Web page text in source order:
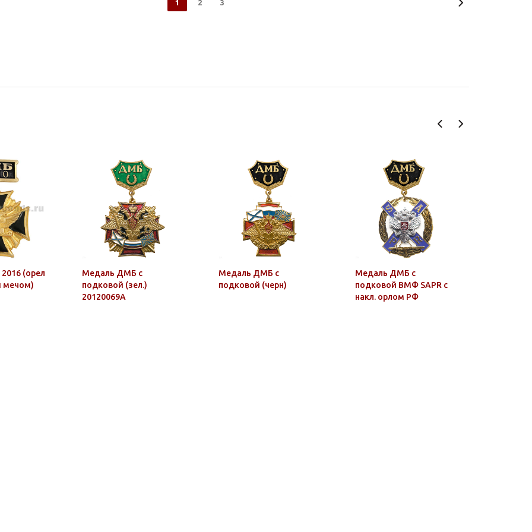
1 2 3
(орел
мечом)
Медаль ДМБ с
подковой (зел.)
20120069А
Медаль ДМБ с
подковой (черн)
Медаль ДМБ с
подковой ВМФ SAPR с
накл. орлом РФ